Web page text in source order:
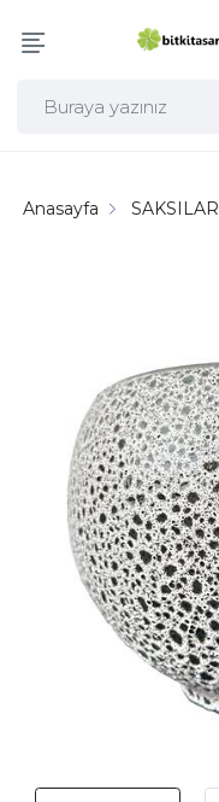
Anasayfa SAKSILAR